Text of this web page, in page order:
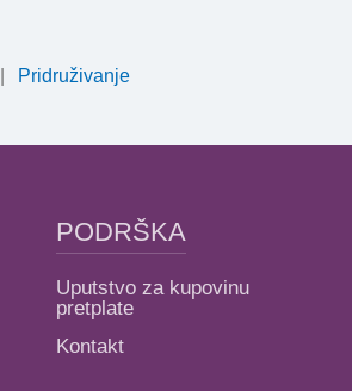
Pridruživanje
PODRŠKA
Uputstvo za kupovinu
pretplate
Kontakt